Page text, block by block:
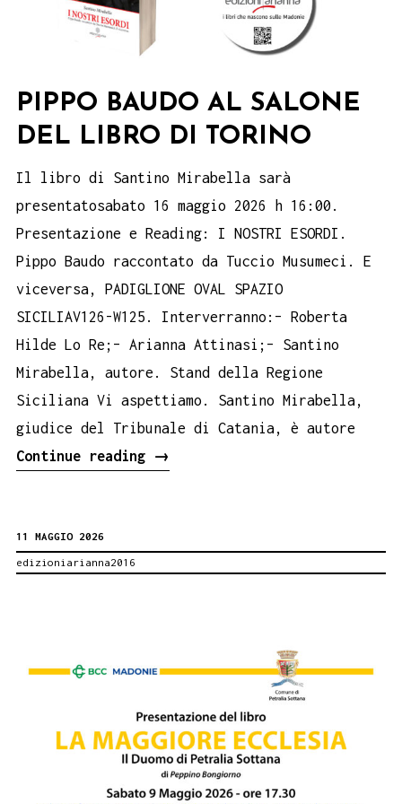
PIPPO BAUDO AL SALONE
DEL LIBRO DI TORINO
Il libro di Santino Mirabella sarà
presentatosabato 16 maggio 2026 h 16:00.
Presentazione e Reading: I NOSTRI ESORDI.
Pippo Baudo raccontato da Tuccio Musumeci. E
viceversa, PADIGLIONE OVAL SPAZIO
SICILIAV126-W125. Interverranno:– Roberta
Hilde Lo Re;– Arianna Attinasi;– Santino
Mirabella, autore. Stand della Regione
Siciliana Vi aspettiamo. Santino Mirabella,
giudice del Tribunale di Catania, è autore
Continue reading
Pippo
→
11 MAGGIO 2026
edizioniarianna2016